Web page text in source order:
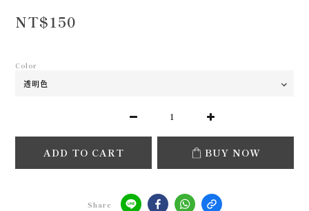
NT$150
Color
ADD TO CART BUY NOW
Share